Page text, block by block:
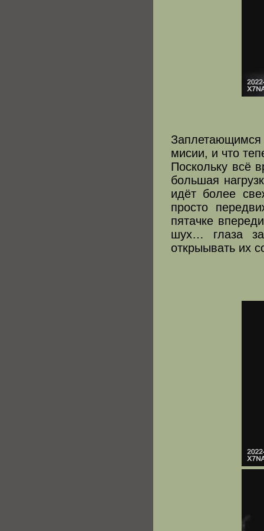
Заплетающимся
мисии, и что
Поскольку всё
большая
идёт более
просто
пятачке
шух… глаза
открыывать их